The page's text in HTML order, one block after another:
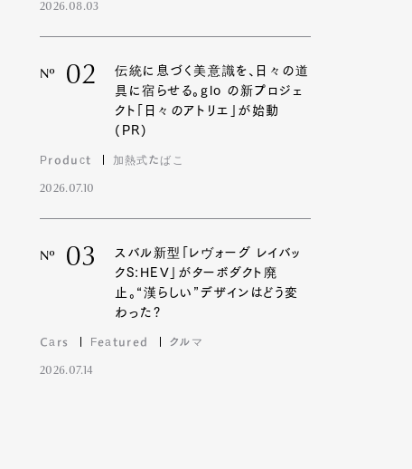
2026.08.03
Nº 02
伝統に息づく美意識を、日々の道
具に宿らせる。glo の新プロジェ
クト「日々のアトリエ」が始動
(PR)
Product 加熱式たばこ
2026.07.10
Nº 03
スバル新型「レヴォーグ レイバッ
クS:HEV」がターボダクト廃
止。“漢らしい”デザインはどう変
わった?
Cars Featured クルマ
2026.07.14